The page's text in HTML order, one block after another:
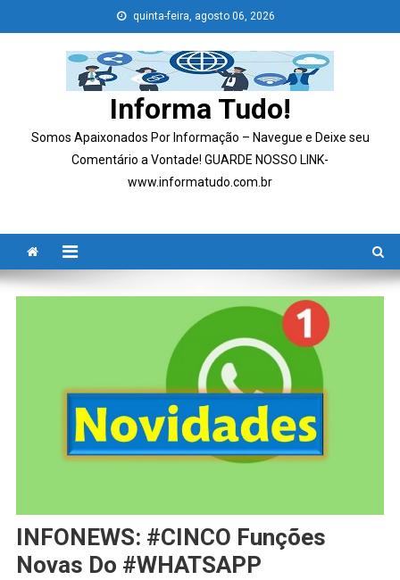
to
quinta-feira, agosto 06, 2026
Informa Tudo!
Somos Apaixonados Por Informação – Navegue e Deixe seu
Comentário a Vontade! GUARDE NOSSO LINK-
www.informatudo.com.br
INFONEWS: #CINCO Funções
Novas Do #WHATSAPP